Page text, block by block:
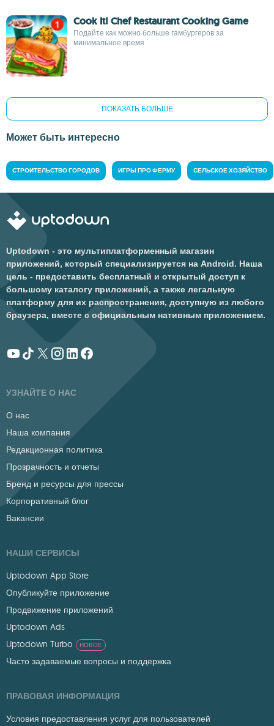
Cook It! Chef Restaurant Cooking Game
Подайте как можно больше гамбургеров за
минимальное время
ПОКАЗАТЬ БОЛЬШЕ
Может быть интересно
СТРОИТЕЛЬСТВО ГОРОДОВ ИГРЫ ПРО ФЕРМУ СЕЛЬСКОЕ ХОЗЯЙСТВО
Uptodown - это мультиплатформенный магазин
приложений, который специализируется на Android. Наша
цель - предоставить бесплатный и открытый доступ к
большому каталогу приложений, а также легальную
платформу для их распространения, доступную из любого
браузера, вместе с официальным нативным приложением.
УЗНАЙТЕ О НАС
О нас
Наша компания
Редакционная политика
Прозрачность и отчеты
Бренд и ресурсы для прессы
Корпоративный блог
Вакансии
НАШИ СЕРВИСЫ
Uptodown App Store
Опубликуйте приложение
Продвижение приложений
Uptodown Ads
Uptodown Turbo
НОВОЕ
Часто задаваемые вопросы и поддержка
ПРАВОВАЯ ИНФОРМАЦИЯ
Условия предоставления услуг для пользователей